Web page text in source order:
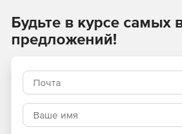
безопасности.
Автоматизация и
автоматизированным рабочим
самообслуживанию.
Мониторинг инфраструктуры и
Будьте в курсе самых
предложений!